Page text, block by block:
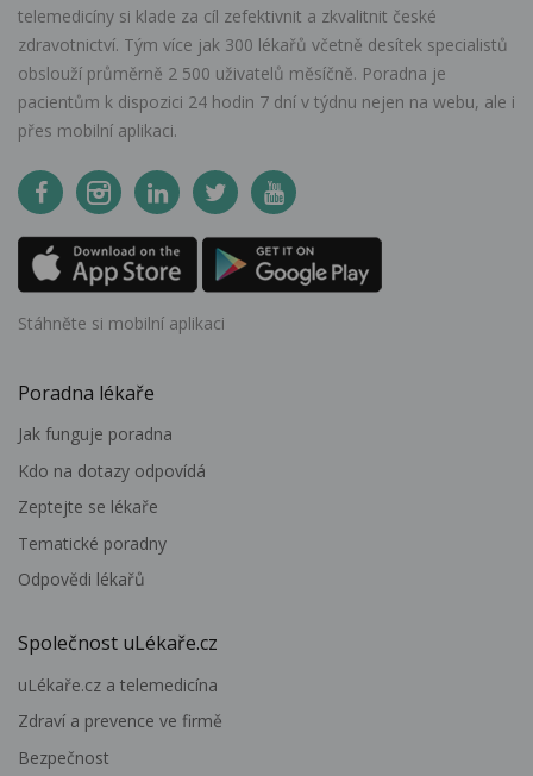
telemedicíny si klade za cíl zefektivnit a zkvalitnit české
zdravotnictví. Tým více jak 300 lékařů včetně desítek specialistů
obslouží průměrně 2 500 uživatelů měsíčně. Poradna je
pacientům k dispozici 24 hodin 7 dní v týdnu nejen na webu, ale i
přes mobilní aplikaci.
Stáhněte si mobilní aplikaci
Poradna lékaře
Jak funguje poradna
Kdo na dotazy odpovídá
Zeptejte se lékaře
Tematické poradny
Odpovědi lékařů
Společnost uLékaře.cz
uLékaře.cz a telemedicína
Zdraví a prevence ve firmě
Bezpečnost